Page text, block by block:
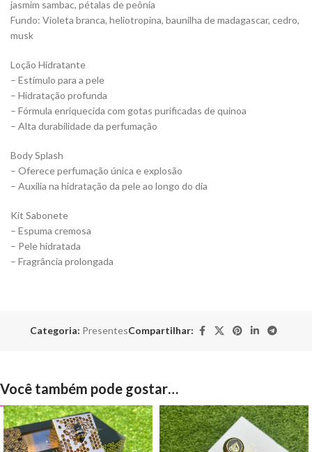
jasmim sambac, pétalas de peônia
Fundo: Violeta branca, heliotropina, baunilha de madagascar, cedro,
musk
Loção Hidratante
– Estímulo para a pele
– Hidratação profunda
– Fórmula enriquecida com gotas purificadas de quinoa
– Alta durabilidade da perfumação
Body Splash
– Oferece perfumação única e explosão
– Auxilia na hidratação da pele ao longo do dia
Kit Sabonete
– Espuma cremosa
– Pele hidratada
– Fragrância prolongada
Categoria: PresentesCompartilhar:
Você também pode gostar…